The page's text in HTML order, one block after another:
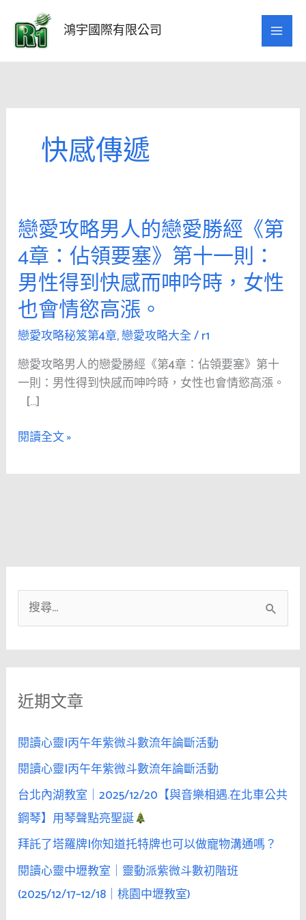
要
鴻宇國際有限公司
快感傳遞
戀愛攻略男人的戀愛勝經《第
4章：佔領要塞》第十一則：
男性得到快感而呻吟時，女性
也會情慾高漲。
戀愛攻略秘笈第4章,戀愛攻略大全/r1
戀愛攻略男人的戀愛勝經《第4章：佔領要塞》第十
一則：男性得到快感而呻吟時，女性也會情慾高漲。
[…]
戀
愛
攻
略
男
人
的
戀
愛
經
《第
4
一
則：
男
性
得
快
而
呻
吟
時，
女
性
也
會
情
閱讀全文 »
尋
關
字
近期文章
閱讀心靈|丙午年紫微斗數流年論斷活動
閱讀心靈|丙午年紫微斗數流年論斷活動
台北內湖教室｜2025/12/20【與音樂相遇.在北車公共
鋼琴】用琴聲點亮聖誕
拜託了塔羅牌|你知道托特牌也可以做寵物溝通嗎？
閱讀心靈中壢教室｜靈動派紫微斗數初階班
(2025/12/17–12/18｜桃園中壢教室)